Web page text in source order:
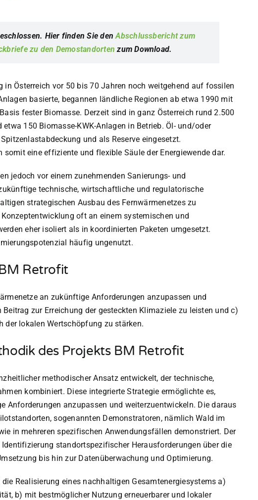
Hier finden Sie denAbschlussbericht zum
zu den Demostandorten zum Download.
in Österreich vor 50 bis 70 Jahren noch weitgehend auf fossilen
basierte, begannen ländliche Regionen ab etwa 1990 mit
fester Biomasse. Derzeit sind in ganz Österreich rund 2.500
150 Biomasse-KWK-Anlagen in Betrieb. Öl- und/oder
und als Reserve eingesetzt.
eine effiziente und flexible Säule der Energiewende dar.
jedoch vor einem zunehmenden Sanierungs- und
technische, wirtschaftliche und regulatorische
strategischen Ausbau des Fernwärmenetzes zu
oft an einem systemischen und
eher isoliert als in koordinierten Paketen umgesetzt.
häufig ungenutzt.
Retrofit
an zukünftige Anforderungen anzupassen und
zur Erreichung der gesteckten Klimaziele zu leisten und c)
lokalen Wertschöpfung zu stärken.
des Projekts BM Retrofit
methodischer Ansatz entwickelt, der technische,
kombiniert. Diese integrierte Strategie ermöglichte es,
Anforderungen anzupassen und weiterzuentwickeln. Die daraus
sogenannten Demonstratoren, nämlich Wald im
in mehreren spezifischen Anwendungsfällen demonstriert. Der
standortspezifischer Herausforderungen über die
bis hin zur Datenüberwachung und Optimierung.
Realisierung eines nachhaltigen Gesamtenergiesystems a)
b) mit bestmöglicher Nutzung erneuerbarer und lokaler